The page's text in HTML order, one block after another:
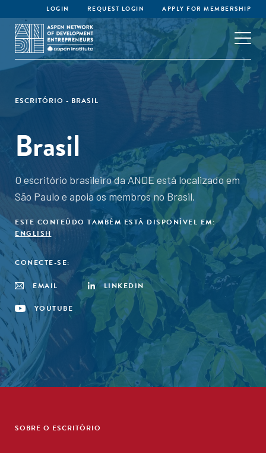
LOGIN REQUEST LOGIN APPLY FOR MEMBERSHIP
ESCRITÓRIO - BRASIL
Brasil
O escritório brasileiro da ANDE está localizado em
São Paulo e apoia os membros no Brasil.
ESTE CONTEÚDO TAMBÉM ESTÁ DISPONÍVEL EM:
ENGLISH
CONECTE-SE:
EMAIL LINKEDIN
YOUTUBE
SOBRE O ESCRITÓRIO